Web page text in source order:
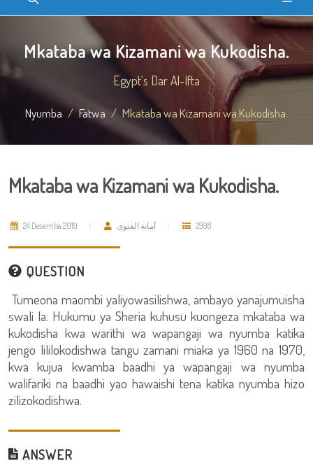
Mkataba wa Kizamani wa Kukodisha.
Egypt's Dar Al-Ifta
Nyumba Fatwa Mkataba wa Kizamani wa Kukodisha.
Mkataba wa Kizamani wa Kukodisha.
24 Desemba 2019 أمانة الفتوى 2998
QUESTION
Tumeona maombi yaliyowasilishwa, ambayo yanajumuisha
swali la: Hukumu ya Sheria kuhusu kuongeza mkataba wa
kukodisha kwa warithi wa wapangaji wa nyumba katika
jengo lililokodishwa tangu zamani miaka ya 1960 na 1970,
kwa kujua kwamba baadhi ya wapangaji wa nyumba
walifariki na baadhi yao hawaishi tena katika nyumba hizo
zilizokodishwa.
ANSWER